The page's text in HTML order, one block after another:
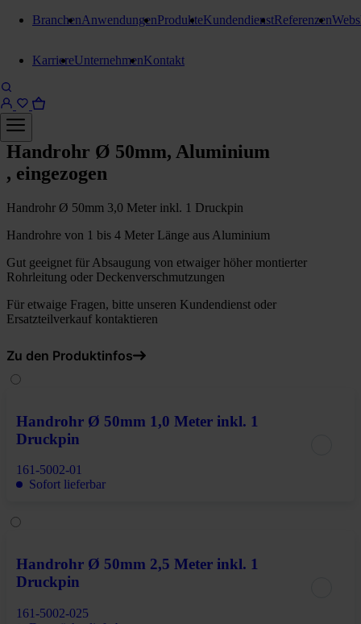
BranchenAnwendungenProdukteKundendienstReferenzen
KarriereUnternehmenKontakt
Handrohre
Handrohr Ø 50mm, Aluminium
, eingezogen
Handrohr Ø 50mm 3,0 Meter inkl. 1 Druckpin
Handrohre von 1 bis 4 Meter Länge aus Aluminium
Gut geeignet für Absaugung von etwaiger höher montierter
Rohrleitung oder Deckenverschmutzungen
Für etwaige Fragen, bitte unseren Kundendienst oder
Ersatzteilverkauf kontaktieren
Zu den Produktinfos
Handrohr Ø 50mm 1,0 Meter inkl. 1
Druckpin
161-5002-01
Sofort lieferbar
Handrohr Ø 50mm 2,5 Meter inkl. 1
Druckpin
161-5002-025